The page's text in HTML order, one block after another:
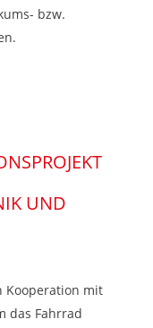
bzw.
UND
Kooperation mit
das Fahrrad